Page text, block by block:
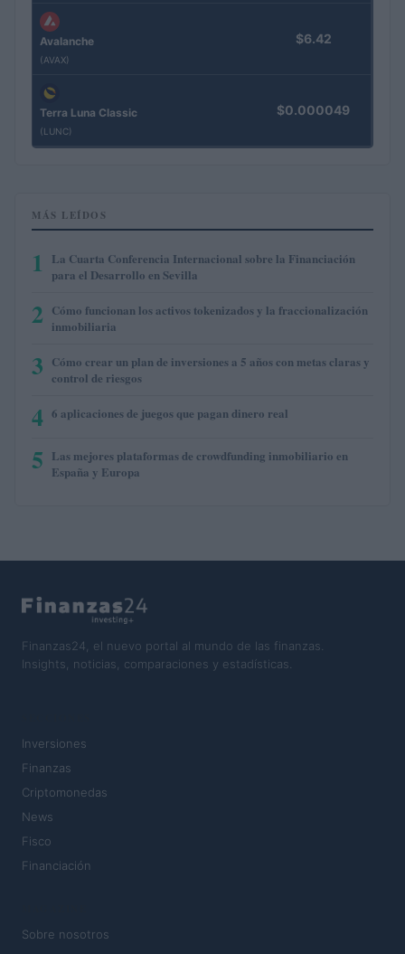
Avalanche
(AVAX)
$6.42
Terra Luna Classic
(LUNC)
$0.000049
MÁS LEÍDOS
1
La Cuarta Conferencia Internacional sobre la Financiación
para el Desarrollo en Sevilla
2 Cómo funcionan los activos tokenizados y la fraccionalización
inmobiliaria
3 Cómo crear un plan de inversiones a 5 años con metas claras y
control de riesgos
4 6 aplicaciones de juegos que pagan dinero real
5 Las mejores plataformas de crowdfunding inmobiliario en
España y Europa
Finanzas24, el nuevo portal al mundo de las finanzas.
Insights, noticias, comparaciones y estadísticas.
Inversiones
Finanzas
Criptomonedas
News
Fisco
Financiación
Sobre nosotros